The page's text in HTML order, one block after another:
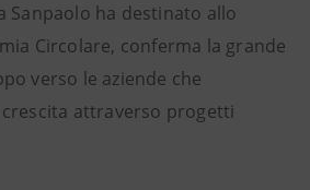
Sanpaolo ha destinato allo
Circolare, conferma la grande
verso le aziende che
attraverso progetti